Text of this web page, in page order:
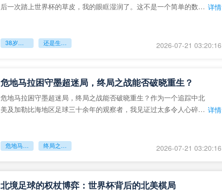
后一次踏上世界杯的草皮，我的眼眶湿润了。这不是一个简单的数
详情
38岁赌上一切：世界杯的绝唱 还是生命的最后冲刺？ 2026-07-21 03:20:16
危地马拉困守墨超迷局，终局之战能否破晓重生？
危地马拉困守墨超迷局，终局之战能否破晓重生？作为一个追踪中北
美及加勒比海地区足球三十余年的观察者，我见证过太多令人心碎的 详情
危地马拉困守墨超迷局 终局之战能否破晓重生？ 2026-07-21 03:20:16
北境足球的权杖博弈：世界杯背后的北美棋局